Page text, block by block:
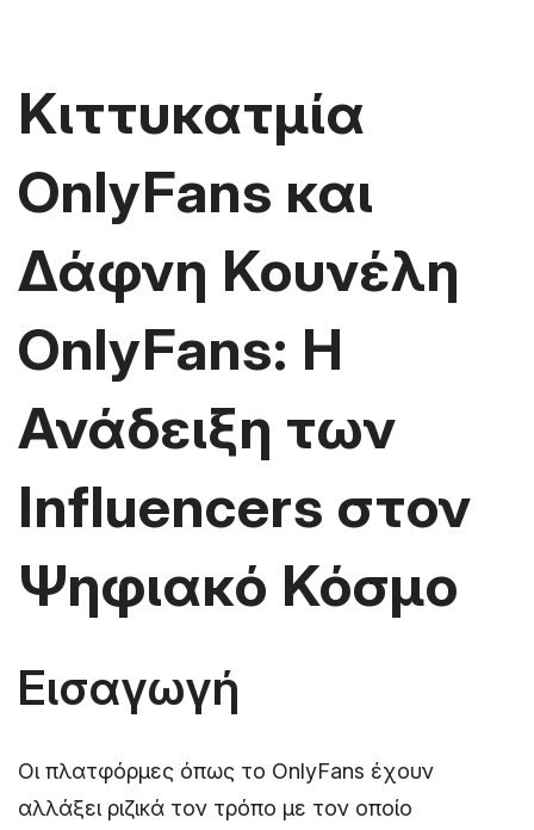
Κιττυκατμία
OnlyFans και
Δάφνη Κουνέλη
OnlyFans: Η
Ανάδειξη των
Influencers στον
Ψηφιακό Κόσμο
Εισαγωγή
Οι πλατφόρμες όπως το OnlyFans έχουν
αλλάξει ριζικά τον τρόπο με τον οποίο